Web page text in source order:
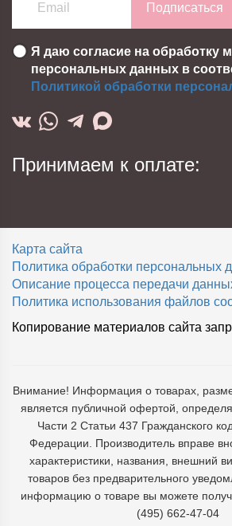
Подписаться
Я даю согласие на обработку
персональных данных в
Политикой обработки
Принимаем к оплате:
Карта сайта
Политика обработки персональных
Описание процесса передачи
Политика использования файлов
Копирование материалов сайта
Внимание! Информация о товарах,
является публичной офертой,
Части 2 Статьи 437 Гражданского
Федерации. Производитель вправе
характеристики, названия, внешний
товаров без предварительного
информацию о товаре вы можете
(495) 662-47-04